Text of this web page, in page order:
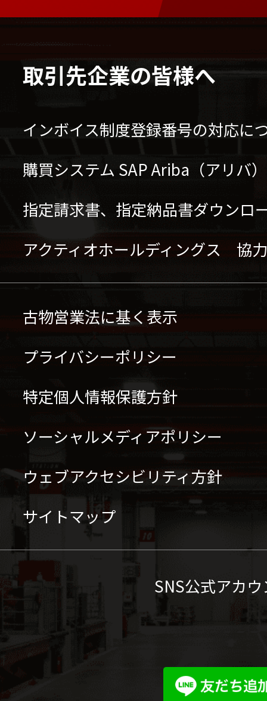
取引先企業の皆様へ
インボイス制度登録番号の対応に
購買システム SAP Ariba（アリバ
指定請求書、指定納品書ダウンロ
アクティオホールディングス 協
古物営業法に基く表示
プライバシーポリシー
特定個人情報保護方針
ソーシャルメディアポリシー
ウェブアクセシビリティ方針
サイトマップ
SNS公式アカ